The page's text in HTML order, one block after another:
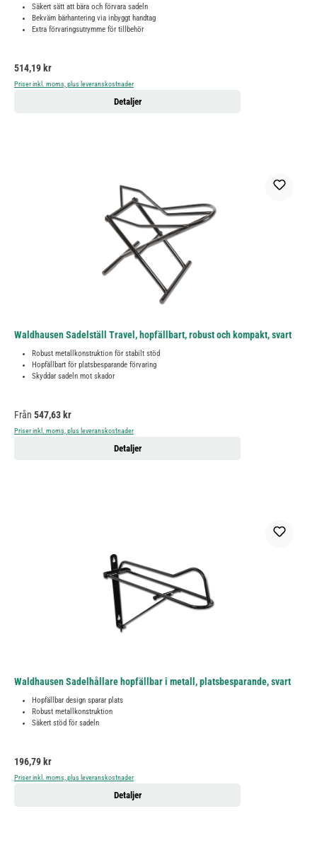
Säkert sätt att bära och förvara sadeln
Bekväm bärhantering via inbyggt handtag
Extra förvaringsutrymme för tillbehör
Ordinarie pris:
514,19 kr
Priser inkl. moms, plus leveranskostnader
Detaljer
Waldhausen Sadelställ Travel, hopfällbart, robust och kompakt, svart
Robust metallkonstruktion för stabilt stöd
Hopfällbart för platsbesparande förvaring
Skyddar sadeln mot skador
Ordinarie pris:
Från 547,63 kr
Priser inkl. moms, plus leveranskostnader
Detaljer
Waldhausen Sadelhållare hopfällbar i metall, platsbesparande, svart
Hopfällbar design sparar plats
Robust metallkonstruktion
Säkert stöd för sadeln
Ordinarie pris:
196,79 kr
Priser inkl. moms, plus leveranskostnader
Detaljer